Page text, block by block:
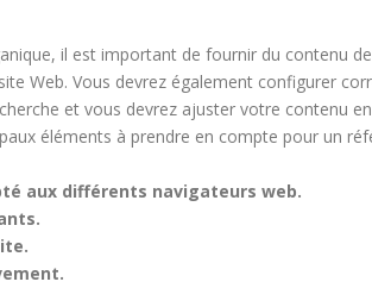
il est important de fournir du contenu
Web. Vous devrez également configurer
et vous devrez ajuster votre contenu
éléments à prendre en compte pour un
aux différents navigateurs web.